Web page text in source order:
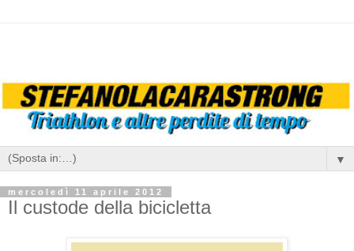
▼
mercoledì 11 aprile 2012
Il custode della bicicletta